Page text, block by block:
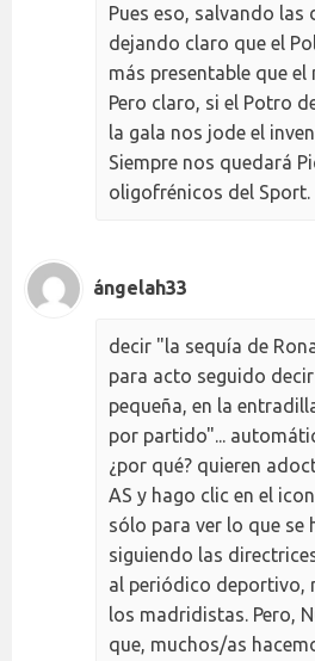
Pues eso, salvando las
dejando claro que el
más presentable que el
Pero claro, si el Potro
la gala nos jode el
Siempre nos quedará
oligofrénicos del Sport.
ángelah33
decir "la sequía de
para acto seguido
pequeña, en la
por partido"...
¿por qué? quieren
AS y hago clic en el
sólo para ver lo que se
siguiendo las
al periódico deportivo,
los madridistas. Pero,
que, muchos/as